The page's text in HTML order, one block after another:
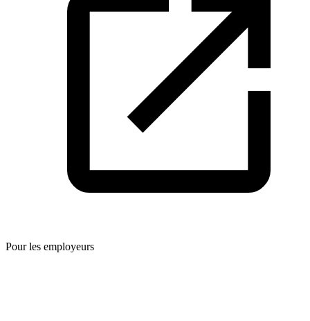
Pour les employeurs